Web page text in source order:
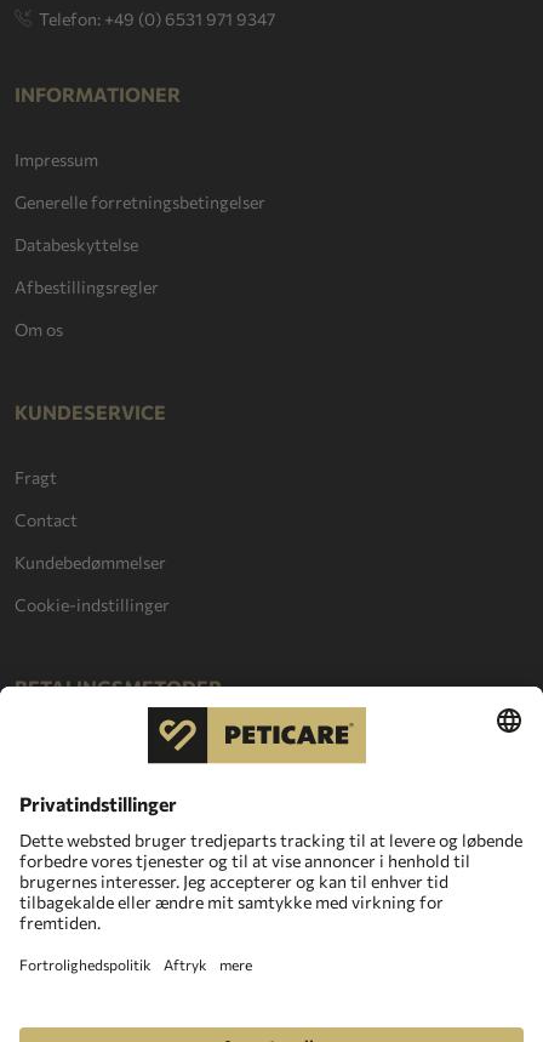
Telefon: +49 (0) 6531 971 9347
INFORMATIONER
Impressum
Generelle forretningsbetingelser
Databeskyttelse
Afbestillingsregler
Om os
KUNDESERVICE
Fragt
Contact
Kundebedømmelser
Cookie-indstillinger
BETALINGSMETODER